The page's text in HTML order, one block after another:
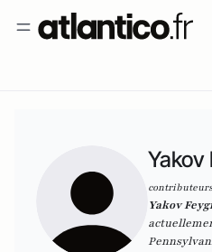
Yakov
contributeurs
Yakov